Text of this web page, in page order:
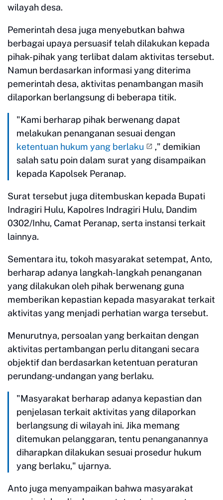
wilayah desa.
Pemerintah desa juga menyebutkan bahwa
berbagai upaya persuasif telah dilakukan kepada
pihak-pihak yang terlibat dalam aktivitas tersebut.
Namun berdasarkan informasi yang diterima
pemerintah desa, aktivitas penambangan masih
dilaporkan berlangsung di beberapa titik.
"Kami berharap pihak berwenang dapat
melakukan penanganan sesuai dengan
ketentuan hukum yang berlaku
," demikian
salah satu poin dalam surat yang disampaikan
kepada Kapolsek Peranap.
Surat tersebut juga ditembuskan kepada Bupati
Indragiri Hulu, Kapolres Indragiri Hulu, Dandim
0302/Inhu, Camat Peranap, serta instansi terkait
lainnya.
Sementara itu, tokoh masyarakat setempat, Anto,
berharap adanya langkah-langkah penanganan
yang dilakukan oleh pihak berwenang guna
memberikan kepastian kepada masyarakat terkait
aktivitas yang menjadi perhatian warga tersebut.
Menurutnya, persoalan yang berkaitan dengan
aktivitas pertambangan perlu ditangani secara
objektif dan berdasarkan ketentuan peraturan
perundang-undangan yang berlaku.
"Masyarakat berharap adanya kepastian dan
penjelasan terkait aktivitas yang dilaporkan
berlangsung di wilayah ini. Jika memang
ditemukan pelanggaran, tentu penanganannya
diharapkan dilakukan sesuai prosedur hukum
yang berlaku," ujarnya.
Anto juga menyampaikan bahwa masyarakat